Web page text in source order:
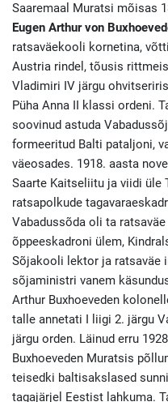
Saaremaal Muratsi mõisas
Eugen Arthur von
ratsaväekooli kornetina,
Austria rindel, tõusis
Vladimiri IV järgu
Püha Anna II klassi ordeni.
soovinud astuda
formeeritud Balti pataljoni,
väeosades. 1918. aasta
Saarte Kaitseliitu ja viidi üle
ratsapolkude
Vabadussõda oli ta
õppeeskadroni ülem,
Sõjakooli lektor ja ratsaväe
sõjaministri vanem
Arthur Buxhoeveden
talle annetati I liigi 2. järgu
järgu orden. Läinud erru
Buxhoeveden Muratsis
teisedki baltisakslased
tagajärjel Eestist lahkuma.